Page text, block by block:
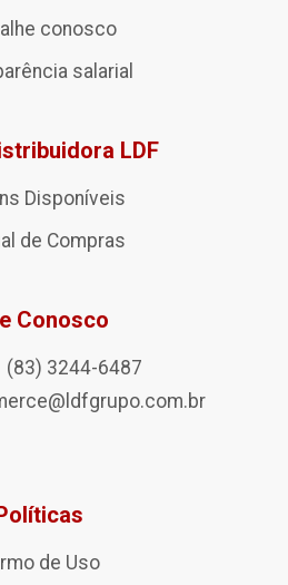
conosco
salarial
LDF
Disponíveis
de Compras
Conosco
(83) 3244-6487
de Uso